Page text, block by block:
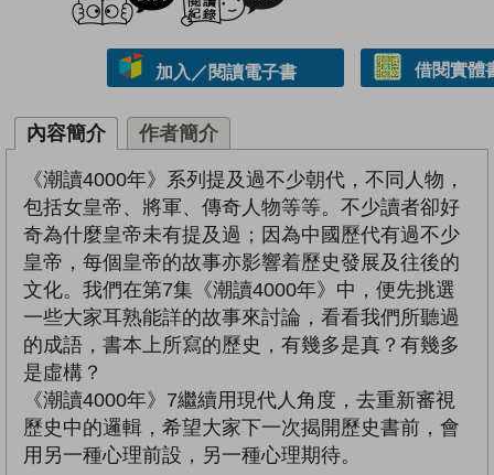
加入／閱讀電子書 借閱實體
內容簡介 作者簡介
《潮讀4000年》系列提及過不少朝代，不同人物，
包括女皇帝、將軍、傳奇人物等等。不少讀者卻好
奇為什麼皇帝未有提及過；因為中國歷代有過不少
皇帝，每個皇帝的故事亦影響着歷史發展及往後的
文化。我們在第7集《潮讀4000年》中，便先挑選
一些大家耳熟能詳的故事來討論，看看我們所聽過
的成語，書本上所寫的歷史，有幾多是真？有幾多
是虛構？
《潮讀4000年》7繼續用現代人角度，去重新審視
歷史中的邏輯，希望大家下一次揭開歷史書前，會
用另一種心理前設，另一種心理期待。